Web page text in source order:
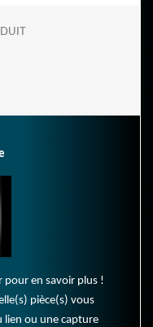
pour en savoir plus !
pièce(s) vous
lien ou une capture